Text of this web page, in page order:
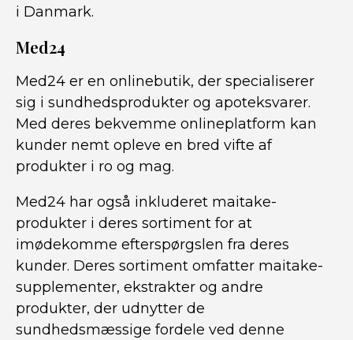
i Danmark.
Med24
Med24 er en onlinebutik, der specialiserer
sig i sundhedsprodukter og apoteksvarer.
Med deres bekvemme onlineplatform kan
kunder nemt opleve en bred vifte af
produkter i ro og mag.
Med24 har også inkluderet maitake-
produkter i deres sortiment for at
imødekomme efterspørgslen fra deres
kunder. Deres sortiment omfatter maitake-
supplementer, ekstrakter og andre
produkter, der udnytter de
sundhedsmæssige fordele ved denne